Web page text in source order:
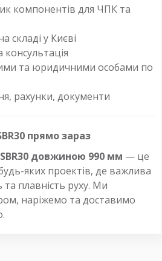
компонентів для ЧПК та
складі у Києві
консультація
та юридичними особами по
рахунки, документи
прямо зараз
SBR30 довжиною 990 мм — це
яких проектів, де важлива
та плавність руху. Ми
наріжемо та доставимо